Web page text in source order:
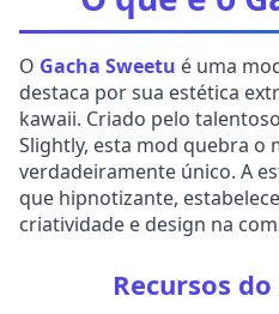
O Gacha Sweetu é uma
destaca por sua estética
kawaii. Criado pelo
Slightly, esta mod quebra o
verdadeiramente único. A
que hipnotizante,
criatividade e design na
Recursos